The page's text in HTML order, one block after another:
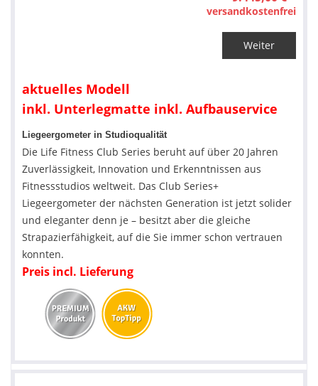
versandkostenfrei
Weiter
aktuelles Modell
inkl. Unterlegmatte inkl. Aufbauservice
Liegeergometer in Studioqualität
Die Life Fitness Club Series beruht auf über 20 Jahren
Zuverlässigkeit, Innovation und Erkenntnissen aus
Fitnessstudios weltweit. Das Club Series+
Liegeergometer der nächsten Generation ist jetzt solider
und eleganter denn je – besitzt aber die gleiche
Strapazierfähigkeit, auf die Sie immer schon vertrauen
konnten.
Preis incl. Lieferung